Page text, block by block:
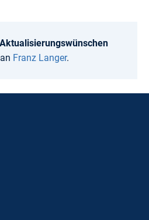
Franz Langer.